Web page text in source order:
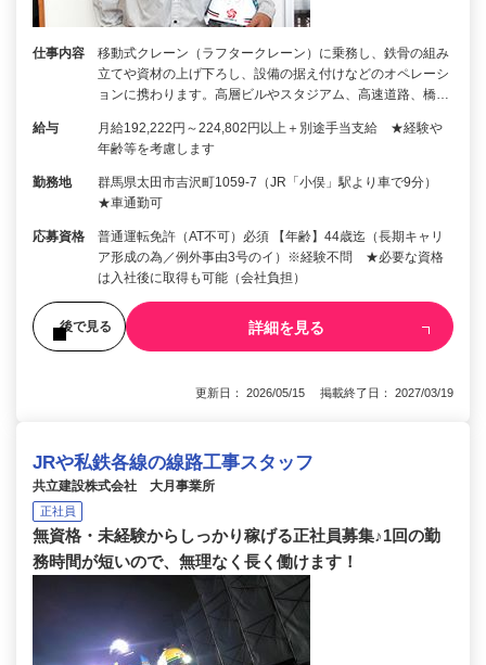
仕事内容
移動式クレーン（ラフタークレーン）に乗務し、鉄骨の組み
立てや資材の上げ下ろし、設備の据え付けなどのオペレーシ
ョンに携わります。高層ビルやスタジアム、高速道路、橋…
給与
月給192,222円～224,802円以上＋別途手当支給 ★経験や
年齢等を考慮します
勤務地
群馬県太田市吉沢町1059-7（JR「小俣」駅より車で9分）
★車通勤可
応募資格
普通運転免許（AT不可）必須 【年齢】44歳迄（長期キャリ
ア形成の為／例外事由3号のイ）※経験不問 ★必要な資格
は入社後に取得も可能（会社負担）
後で見る 詳細を見る
更新日： 2026/05/15 掲載終了日： 2027/03/19
JRや私鉄各線の線路工事スタッフ
共立建設株式会社 大月事業所
正社員
無資格・未経験からしっかり稼げる正社員募集♪1回の勤
務時間が短いので、無理なく長く働けます！